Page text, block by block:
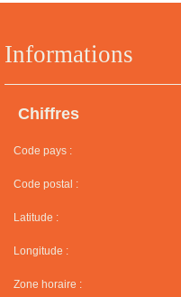
Informations
Chiffres
Code pays :
Code postal :
Latitude :
Longitude :
Zone horaire :